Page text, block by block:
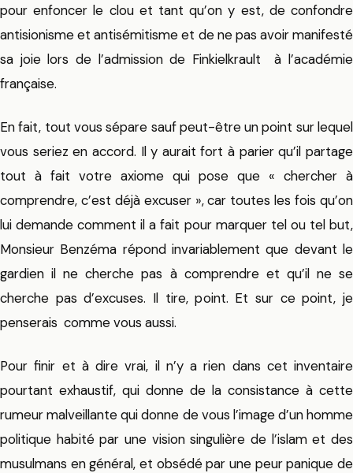
pour enfoncer le clou et tant qu’on y est, de confondre
antisionisme et antisémitisme et de ne pas avoir manifesté
sa joie lors de l’admission de Finkielkrault à l’académie
française.
En fait, tout vous sépare sauf peut-être un point sur lequel
vous seriez en accord. Il y aurait fort à parier qu’il partage
tout à fait votre axiome qui pose que « chercher à
comprendre, c’est déjà excuser », car toutes les fois qu’on
lui demande comment il a fait pour marquer tel ou tel but,
Monsieur Benzéma répond invariablement que devant le
gardien il ne cherche pas à comprendre et qu’il ne se
cherche pas d’excuses. Il tire, point. Et sur ce point, je
penserais comme vous aussi.
Pour finir et à dire vrai, il n’y a rien dans cet inventaire
pourtant exhaustif, qui donne de la consistance à cette
rumeur malveillante qui donne de vous l’image d’un homme
politique habité par une vision singulière de l’islam et des
musulmans en général, et obsédé par une peur panique de